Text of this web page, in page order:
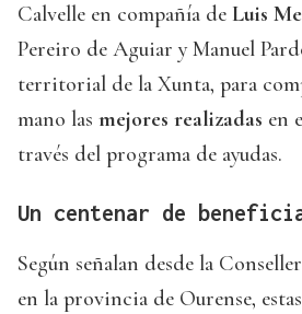
Calvelle en compañía de Luis
Pereiro de Aguiar y Manuel
territorial de la Xunta, para
mano las mejores realizadas en
través del programa de ayudas.
Un centenar de
Según señalan desde la
en la provincia de Ourense, estas